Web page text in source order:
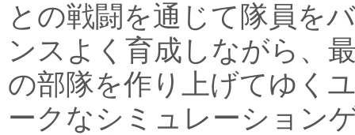
との戦闘を通じて隊員を
ンスよく育成しながら、
の部隊を作り上げてゆく
ークなシミュレーション